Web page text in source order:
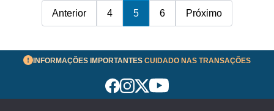
Anterior 4 5 6 Próximo
INFORMAÇÕES IMPORTANTES CUIDADO NAS TRANSAÇÕES